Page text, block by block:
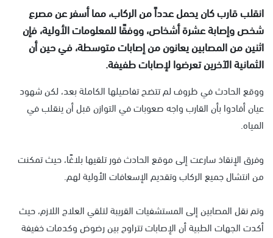
انقلب قارب كان يحمل عدداً من الركاب، مما أسفر عن مصرع
شخص وإصابة عشرة أشخاص، ووفقًا للمعلومات الأولية، فإن
اثنين من المصابين يعانون من إصابات متوسطة، في حين أن
الثمانية الآخرين تعرضوا لإصابات طفيفة.
ووقع الحادث في ظروف لم تتضح تفاصيلها الكاملة بعد، لكن شهود
عيان أفادوا بأن القارب واجه صعوبات في التوازن قبل أن ينقلب في
المياه.
وفرق الإنقاذ سارعت إلى موقع الحادث فور تلقيها بلاغًا، حيث تمكنت
من انتشال جميع الركاب وتقديم الإسعافات الأولية لهم.
وتم نقل المصابين إلى المستشفيات القريبة لتلقي العلاج اللازم، حيث
أكدت الجهات الطبية أن الإصابات تتراوح بين رضوض وكدمات خفيفة